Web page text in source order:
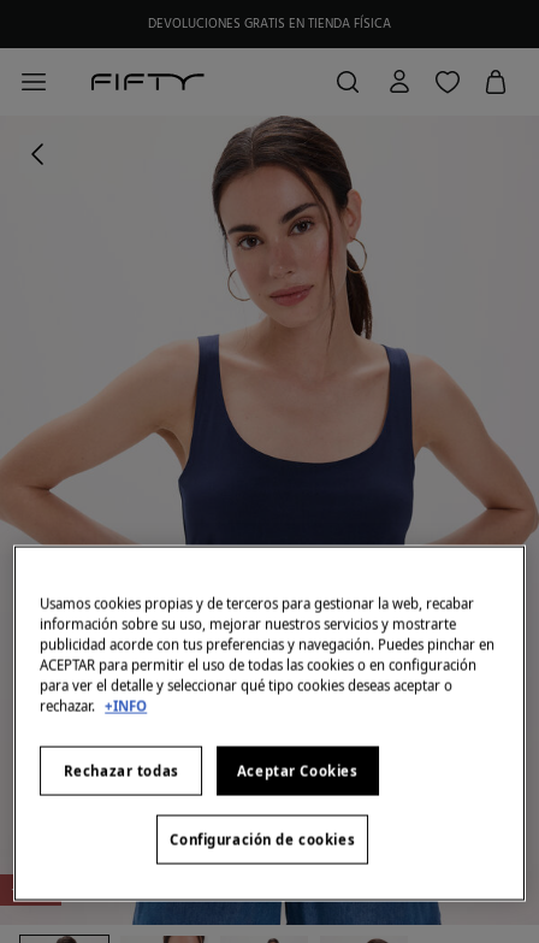
-70%
Usamos cookies propias y de terceros para gestionar la web, recabar
información sobre su uso, mejorar nuestros servicios y mostrarte
publicidad acorde con tus preferencias y navegación. Puedes pinchar en
ACEPTAR para permitir el uso de todas las cookies o en configuración
para ver el detalle y seleccionar qué tipo cookies deseas aceptar o
rechazar. +INFO
Rechazar todas Aceptar Cookies
Configuración de cookies